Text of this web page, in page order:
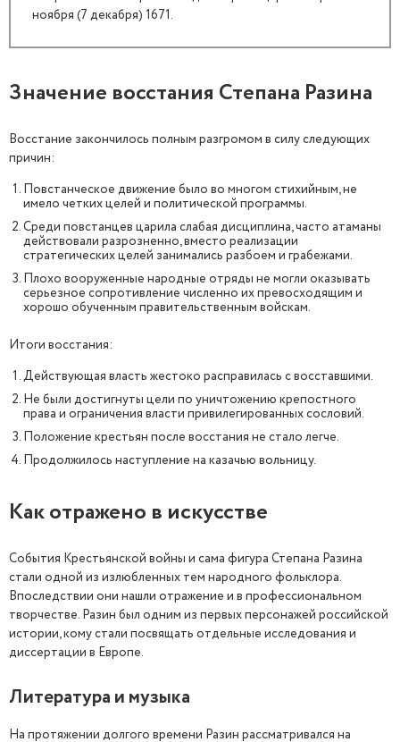
ноября (7 декабря) 1671.
Значение восстания Степана Разина
Восстание закончилось полным разгромом в силу следующих
причин:
Повстанческое движение было во многом стихийным, не
имело четких целей и политической программы.
Среди повстанцев царила слабая дисциплина, часто атаманы
действовали разрозненно, вместо реализации
стратегических целей занимались разбоем и грабежами.
Плохо вооруженные народные отряды не могли оказывать
серьезное сопротивление численно их превосходящим и
хорошо обученным правительственным войскам.
Итоги восстания:
Действующая власть жестоко расправилась с восставшими.
Не были достигнуты цели по уничтожению крепостного
права и ограничения власти привилегированных сословий.
Положение крестьян после восстания не стало легче.
Продолжилось наступление на казачью вольницу.
Как отражено в искусстве
События Крестьянской войны и сама фигура Степана Разина
стали одной из излюбленных тем народного фольклора.
Впоследствии они нашли отражение и в профессиональном
творчестве. Разин был одним из первых персонажей российской
истории, кому стали посвящать отдельные исследования и
диссертации в Европе.
Литература и музыка
На протяжении долгого времени Разин рассматривался на